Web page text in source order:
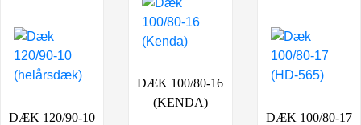
DÆK 120/90-10
DÆK 100/80-16
(KENDA)
DÆK 100/80-17